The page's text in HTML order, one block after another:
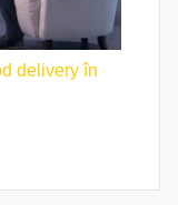
delivery în